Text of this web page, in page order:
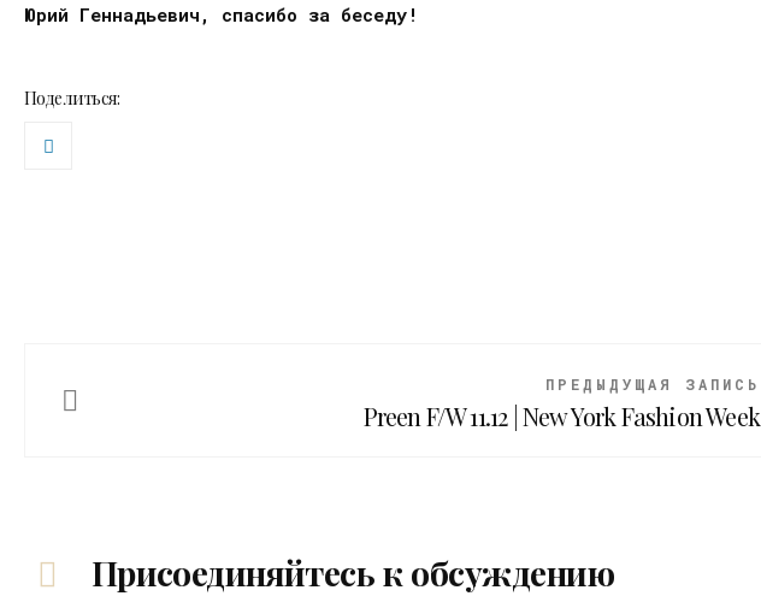
Юрий Геннадьевич, спасибо за беседу!
Поделиться:
ПРЕДЫДУЩАЯ ЗАПИСЬ
Preen F/W 11.12 | New York Fashion Week
Присоединяйтесь к обсуждению